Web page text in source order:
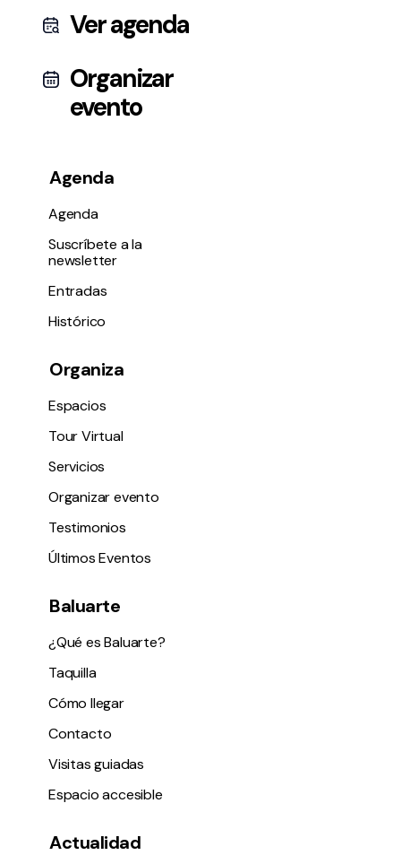
Ver agenda
Organizar
evento
Agenda
Agenda
Suscríbete a la
newsletter
Entradas
Histórico
Organiza
Espacios
Tour Virtual
Servicios
Organizar evento
Testimonios
Últimos Eventos
Baluarte
¿Qué es Baluarte?
Taquilla
Cómo llegar
Contacto
Visitas guiadas
Espacio accesible
Actualidad